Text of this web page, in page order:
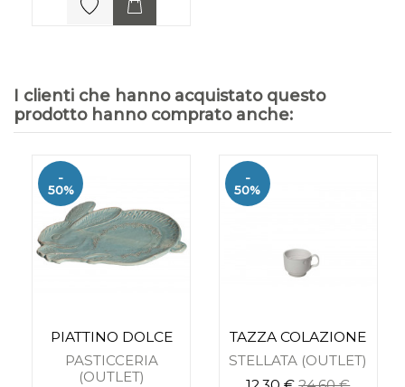
I clienti che hanno acquistato questo
prodotto hanno comprato anche:
-
50%
PIATTINO DOLCE
PASTICCERIA
(OUTLET)
-
50%
TAZZA COLAZIONE
STELLATA (OUTLET)